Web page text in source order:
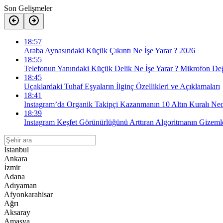
Son Gelişmeler
18:57
Araba Aynasındaki Küçük Çıkıntı Ne İşe Yarar ? 2026
18:55
Telefonun Yanındaki Küçük Delik Ne İşe Yarar ? Mikrofon
18:45
Uçaklardaki Tuhaf Eşyaların İlginç Özellikleri ve Açıklamaları
18:41
Instagram’da Organik Takipçi Kazanmanın 10 Altın Kuralı
18:39
Instagram Keşfet Görünürlüğünü Arttıran Algoritmanın
İstanbul
Ankara
İzmir
Adana
Adıyaman
Afyonkarahisar
Ağrı
Aksaray
Amasya